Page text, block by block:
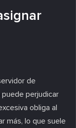
de
perjudicar
obliga al
más, lo que suele